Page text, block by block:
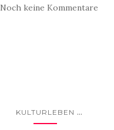
Noch keine Kommentare
KULTURLEBEN ...